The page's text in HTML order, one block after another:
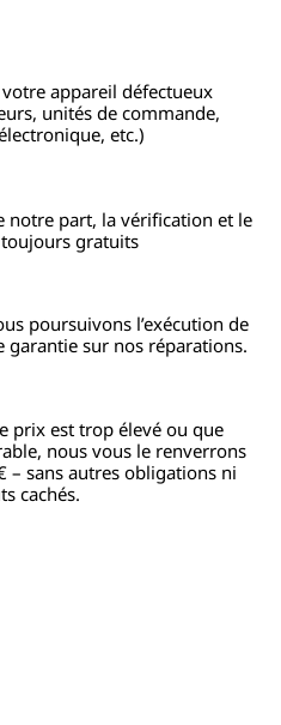
appareil défectueux
unités de commande,
etc.)
notre part, la vérification et le
gratuits
poursuivons l’exécution de
garantie sur nos réparations.
prix est trop élevé ou que
nous vous le renverrons
– sans autres obligations ni
cachés.